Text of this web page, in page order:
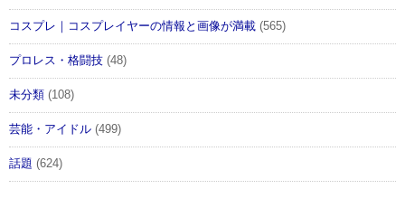
コスプレ｜コスプレイヤーの情報と画像が満載 (565)
プロレス・格闘技 (48)
未分類 (108)
芸能・アイドル (499)
話題 (624)